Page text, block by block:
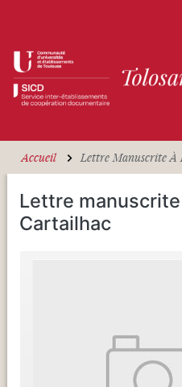
Accueil Lettre Manuscrite
Lettre manuscrite
Cartailhac